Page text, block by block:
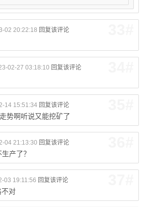
02 20:22:18 回复该评论
02-27 03:18:10 回复该评论
14 15:51:34 回复该评论
势啊听说又能挖矿了
04 21:13:30 回复该评论
产了？
03 19:11:56 回复该评论
对